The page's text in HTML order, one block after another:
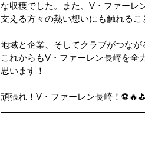
な収穫でした。また、V・ファーレ
支える方々の熱い想いにも触れるこ
地域と企業、そしてクラブがつな
これからもV・ファーレン長崎を全
思います！
頑張れ！V・ファーレン長崎！⚽🔥⛳️